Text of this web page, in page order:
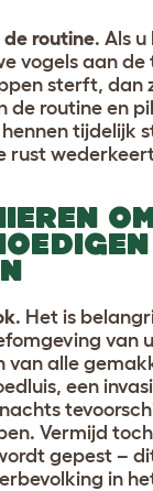
de routine. Als
vogels aan
sterft, dan
de routine en
tijdelijk
rust
. Het is
van
van alle
een
Vermijd
gepest –
in